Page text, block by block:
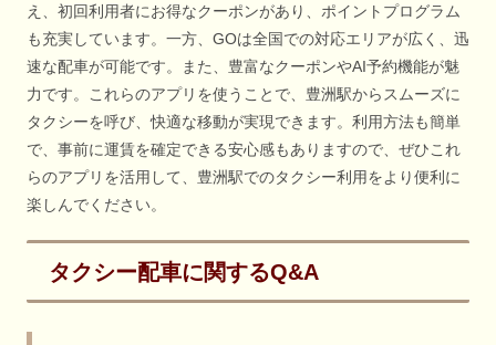
え、初回利用者にお得なクーポンがあり、ポイントプログラム
も充実しています。一方、GOは全国での対応エリアが広く、迅
速な配車が可能です。また、豊富なクーポンやAI予約機能が魅
力です。これらのアプリを使うことで、豊洲駅からスムーズに
タクシーを呼び、快適な移動が実現できます。利用方法も簡単
で、事前に運賃を確定できる安心感もありますので、ぜひこれ
らのアプリを活用して、豊洲駅でのタクシー利用をより便利に
楽しんでください。
タクシー配車に関するQ&A